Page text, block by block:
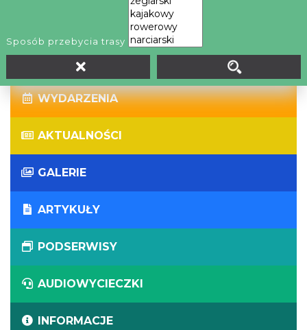
Sposób przebycia trasy
WIRTUALNE WYCIECZKI
PANORAMY
WYDARZENIA
AKTUALNOŚCI
GALERIE
ARTYKUŁY
PODSERWISY
AUDIOWYCIECZKI
INFORMACJE